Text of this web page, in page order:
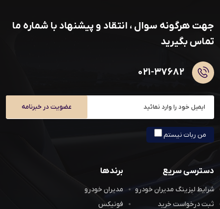
جهت هرگونه سوال ، انتقاد و پیشنهاد با شماره ما
تماس بگیرید
۰۲۱-۳۷۶۸۲
عضویت در خبرنامه
من ربات نیستم
دسترسی سریع
شرایط لیزینگ مدیران خودرو
ثبت درخواست خرید
برندها
مدیران خودرو
فونیکس